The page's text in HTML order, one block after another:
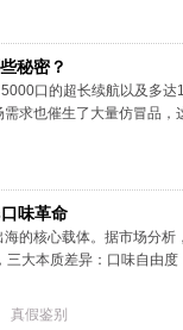
秘密？
口的超长续航以及多
求也催生了大量仿冒品，
味革命
的核心载体。据市场分
大本质差异：口味自由
真假鉴别